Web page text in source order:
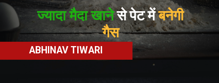
ज्यादा मैदा खानेसे पेट मेंबनेगी
गैस
ABHINAV TIWARI